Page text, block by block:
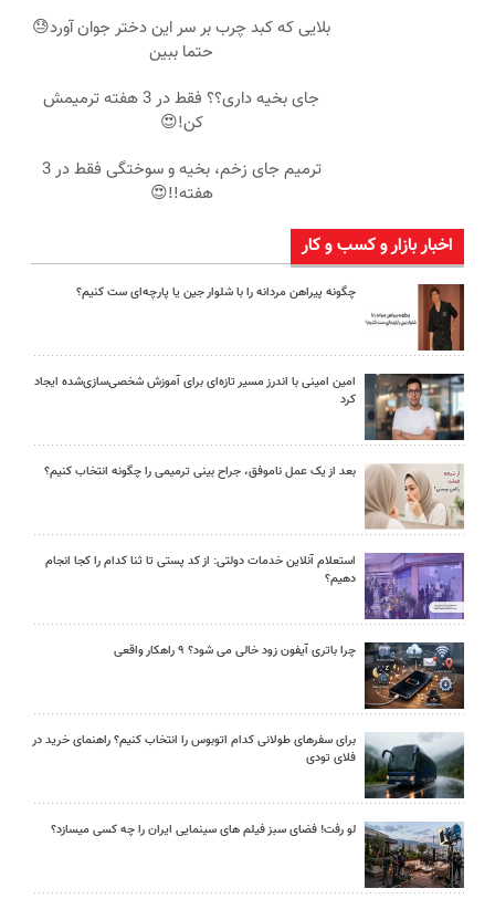
بلایی که کبد چرب بر سر این دختر جوان آورد😓
حتما ببین
جای بخیه داری؟؟ فقط در 3 هفته ترمیمش
کن!😍
ترمیم جای زخم، بخیه و سوختگی فقط در 3
هفته!!😍
اخبار بازار و کسب و کار
چگونه پیراهن مردانه را با شلوار جین یا پارچه‌ای ست کنیم؟
امین امینی با اندرز مسیر تازه‌ای برای آموزش شخصی‌سازی‌شده ایجاد
کرد
بعد از یک عمل ناموفق، جراح بینی ترمیمی را چگونه انتخاب کنیم؟
استعلام آنلاین خدمات دولتی: از کد پستی تا ثنا کدام را کجا انجام
دهیم؟
چرا باتری آیفون زود خالی می شود؟ ۹ راهکار واقعی
برای سفرهای طولانی کدام اتوبوس را انتخاب کنیم؟ راهنمای خرید در
فلای تودی
لو رفت! فضای سبز فیلم های سینمایی ایران را چه کسی میسازد؟